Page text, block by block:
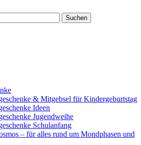
& Mitgebsel für Kindergeburtstag
Ideen
Jugendweihe
Schulanfang
– für alles rund um Mondphasen und